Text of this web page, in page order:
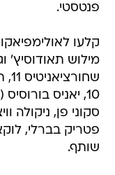
פנטסטי.
סקוני פן, ניקולה
פטריק בברלי,
שותף.